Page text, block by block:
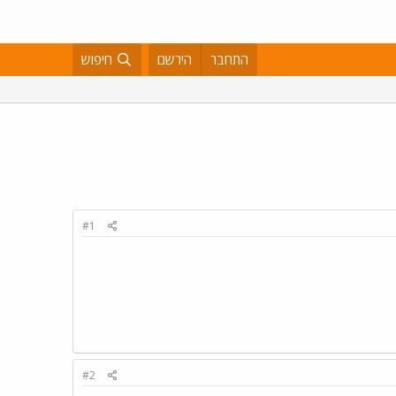
התחבר הירשם חיפוש
#1
#2